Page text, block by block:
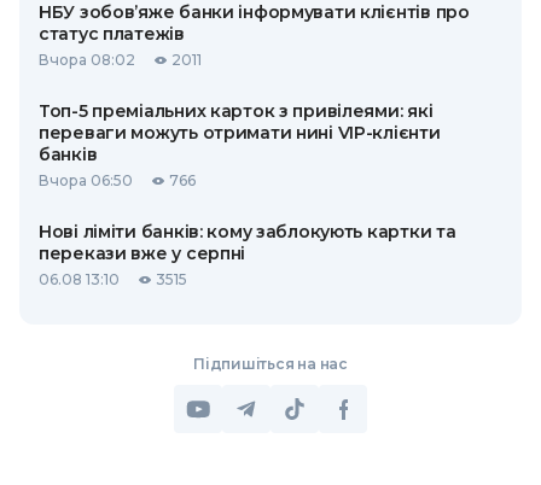
НБУ зобов’яже банки інформувати клієнтів про
статус платежів
Вчора 08:02 2011
Топ-5 преміальних карток з привілеями: які
переваги можуть отримати нині VIP-клієнти
банків
Вчора 06:50 766
Нові ліміти банків: кому заблокують картки та
перекази вже у серпні
06.08 13:10 3515
Підпишіться на нас